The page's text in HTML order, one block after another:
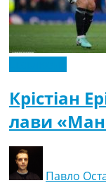
Крістіан
лави
Павло